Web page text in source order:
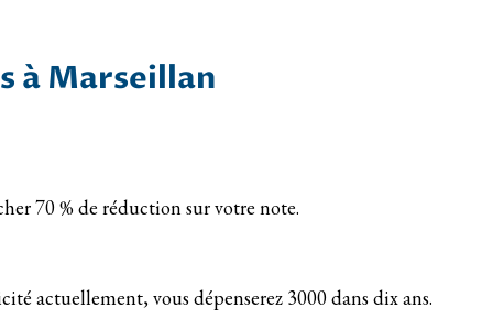
à Marseillan
70 % de réduction sur votre note.
actuellement, vous dépenserez 3000 dans dix ans.